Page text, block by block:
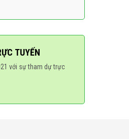
TUYẾN
với sự tham dự trực